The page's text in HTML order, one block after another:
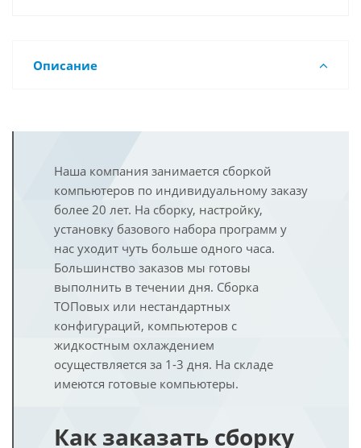
Описание
Наша компания занимается сборкой
компьютеров по индивидуальному заказу
более 20 лет. На сборку, настройку,
установку базового набора программ у
нас уходит чуть больше одного часа.
Большинство заказов мы готовы
выполнить в течении дня. Сборка
ТОПовых или нестандартных
конфигураций, компьютеров с
жидкостным охлаждением
осуществляется за 1-3 дня. На складе
имеются готовые компьютеры.
Как заказать сборку